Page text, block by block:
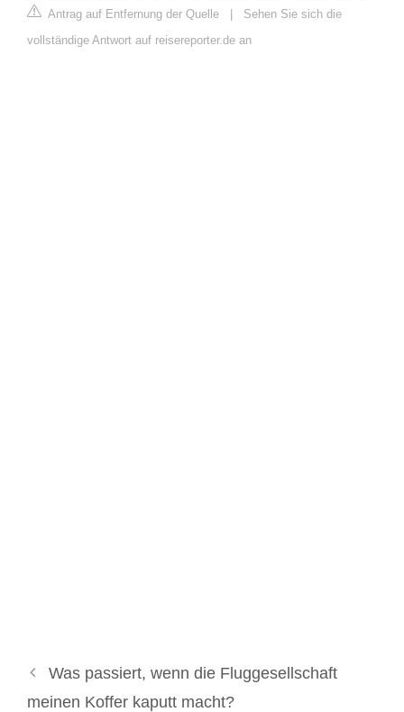
Antrag auf Entfernung der Quelle | Sehen Sie sich die
vollständige Antwort auf reisereporter.de an
Was passiert, wenn die Fluggesellschaft
meinen Koffer kaputt macht?